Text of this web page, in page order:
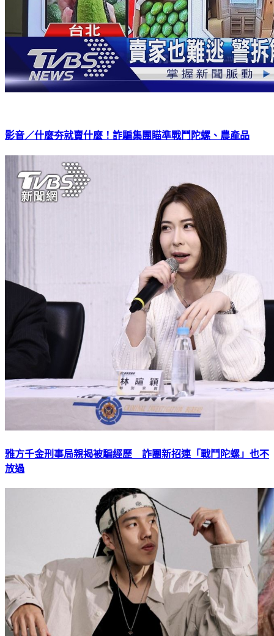
影音／什麼夯就賣什麼！詐騙集團瞄準戰鬥陀螺、農產品
雅方千金刑事局親揭被騙經歷 詐團新招連「戰鬥陀螺」也不
放過